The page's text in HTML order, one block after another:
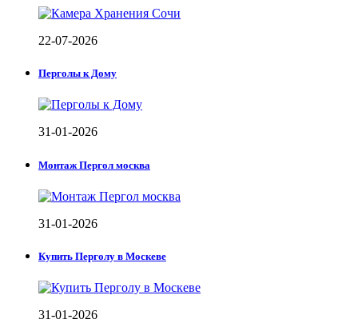
22-07-2026
Перголы к Дому
31-01-2026
Монтаж Пергол москва
31-01-2026
Купить Перголу в Москеве
31-01-2026